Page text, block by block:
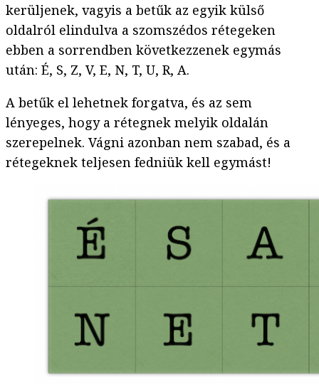
kerüljenek, vagyis a betűk az egyik külső
oldalról elindulva a szomszédos rétegeken
ebben a sorrendben következzenek egymás
után: É, S, Z, V, E, N, T, U, R, A.
A betűk el lehetnek forgatva, és az sem
lényeges, hogy a rétegnek melyik oldalán
szerepelnek. Vágni azonban nem szabad, és a
rétegeknek teljesen fedniük kell egymást!